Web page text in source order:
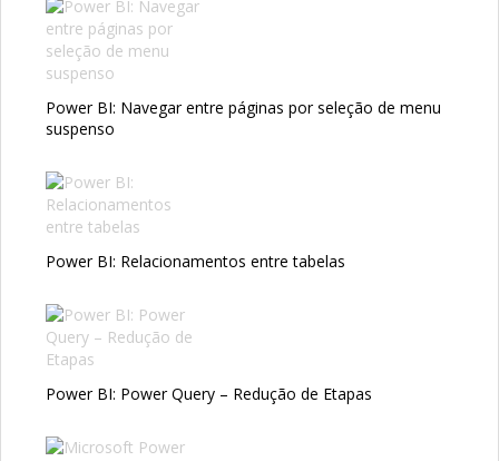
Power BI: Navegar entre páginas por seleção de menu
suspenso
Power BI: Relacionamentos entre tabelas
Power BI: Power Query – Redução de Etapas